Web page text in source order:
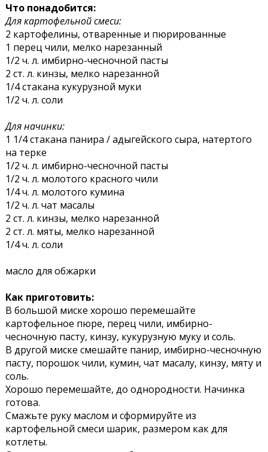
Что понадобится:
Для картофельной смеси:
2 картофелины, отваренные и пюрированные
1 перец чили, мелко нарезанный
1/2 ч. л. имбирно-чесночной пасты
2 ст. л. кинзы, мелко нарезанной
1/4 стакана кукурузной муки
1/2 ч. л. соли
Для начинки:
1 1/4 стакана панира / адыгейского сыра, натертого
на терке
1/2 ч. л. имбирно-чесночной пасты
1/2 ч. л. молотого красного чили
1/4 ч. л. молотого кумина
1/2 ч. л. чат масалы
2 ст. л. кинзы, мелко нарезанной
2 ст. л. мяты, мелко нарезанной
1/4 ч. л. соли
масло для обжарки
Как приготовить:
В большой миске хорошо перемешайте
картофельное пюре, перец чили, имбирно-
чесночную пасту, кинзу, кукурузную муку и соль.
В другой миске смешайте панир, имбирно-чесночную
пасту, порошок чили, кумин, чат масалу, кинзу, мяту и
соль.
Хорошо перемешайте, до однородности. Начинка
готова.
Смажьте руку маслом и сформируйте из
картофельной смеси шарик, размером как для
котлеты.